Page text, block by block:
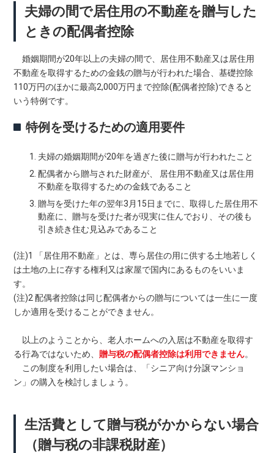
夫婦の間で居住用の不動産を贈与した
ときの配偶者控除
婚姻期間が20年以上の夫婦の間で、居住用不動産又は居住用
不動産を取得するための金銭の贈与が行われた場合、基礎控除
110万円のほかに最高2,000万円まで控除(配偶者控除)できると
いう特例です。
特例を受けるための適用要件
夫婦の婚姻期間が20年を過ぎた後に贈与が行われたこと
配偶者から贈与された財産が、 居住用不動産又は居住用
不動産を取得するための金銭であること
贈与を受けた年の翌年3月15日までに、取得した居住用不
動産に、贈与を受けた者が現実に住んでおり、その後も
引き続き住む見込みであること
(注)1 「居住用不動産」とは、専ら居住の用に供する土地若しく
は土地の上に存する権利又は家屋で国内にあるものをいいま
す。
(注)2 配偶者控除は同じ配偶者からの贈与については一生に一度
しか適用を受けることができません。
以上のようことから、老人ホームへの入居は不動産を取得す
る行為ではないため、贈与税の配偶者控除は利用できません。
この制度を利用したい場合は、「シニア向け分譲マンショ
ン」の購入を検討しましょう。
生活費として贈与税がかからない場合
（贈与税の非課税財産）